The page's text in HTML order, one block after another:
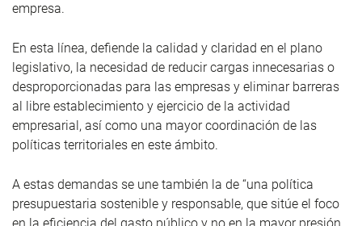
empresa.
En esta línea, defiende la calidad y claridad en el plano
legislativo, la necesidad de reducir cargas innecesarias o
desproporcionadas para las empresas y eliminar barreras
al libre establecimiento y ejercicio de la actividad
empresarial, así como una mayor coordinación de las
políticas territoriales en este ámbito.
A estas demandas se une también la de “una política
presupuestaria sostenible y responsable, que sitúe el foco